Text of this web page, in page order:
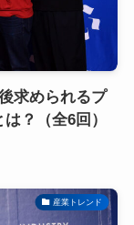
求められるプ
？（全6回）
産業トレンド